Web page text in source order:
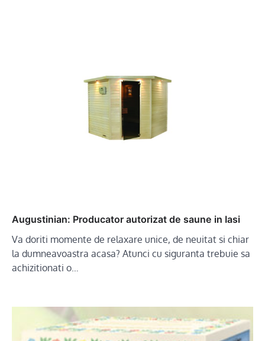
Augustinian: Producator autorizat de saune in Iasi
Va doriti momente de relaxare unice, de neuitat si chiar
la dumneavoastra acasa? Atunci cu siguranta trebuie sa
achizitionati o…